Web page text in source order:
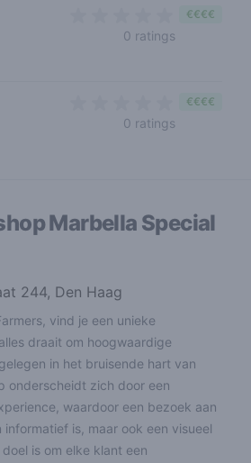
0 ratings
€€€€
0 ratings
€€€€
Marbella Special
244, Den Haag
vind je een unieke
draait om hoogwaardige
in het bruisende hart van
onderscheidt zich door een
waardoor een bezoek aan
is, maar ook een visueel
is om elke klant een